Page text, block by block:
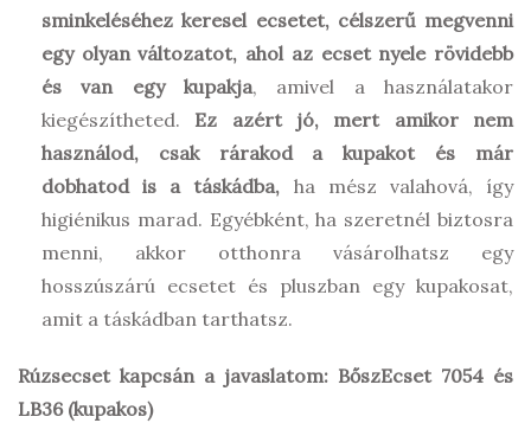
sminkeléséhez keresel ecsetet, célszerű megvenni
egy olyan változatot, ahol az ecset nyele rövidebb
és van egy kupakja, amivel a használatakor
kiegészítheted. Ez azért jó, mert amikor nem
használod, csak rárakod a kupakot és már
dobhatod is a táskádba, ha mész valahová, így
higiénikus marad. Egyébként, ha szeretnél biztosra
menni, akkor otthonra vásárolhatsz egy
hosszúszárú ecsetet és pluszban egy kupakosat,
amit a táskádban tarthatsz.
Rúzsecset kapcsán a javaslatom: BőszEcset 7054 és
LB36 (kupakos)